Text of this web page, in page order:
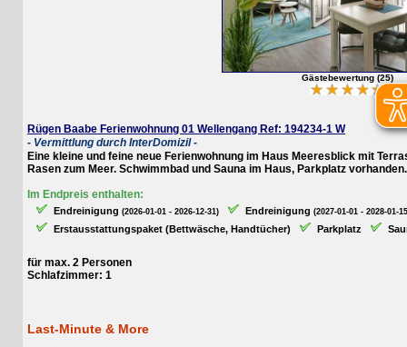
Gästebewertung (25)
Rügen Baabe Ferienwohnung 01 Wellengang Ref: 194234-1 W
- Vermittlung durch InterDomizil -
Eine kleine und feine neue Ferienwohnung im Haus Meeresblick mit
Rasen zum Meer. Schwimmbad und Sauna im Haus, Parkplatz vorhanden.
Im Endpreis enthalten:
Endreinigung(2026-01-01 - 2026-12-31) Endreinigung(2027-01-01 - 2028-01-15)
Erstausstattungspaket (Bettwäsche, Handtücher) Parkplatz Sauna
für max. 2 Personen
Schlafzimmer: 1
Last-Minute & More